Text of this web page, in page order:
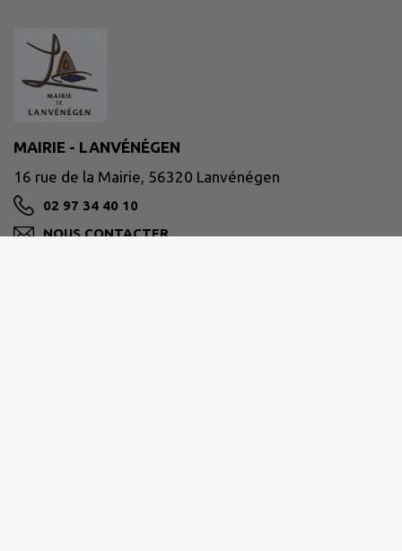
MAIRIE - LANVÉNÉGEN
16 rue de la Mairie, 56320 Lanvénégen
02 97 34 40 10
NOUS CONTACTER